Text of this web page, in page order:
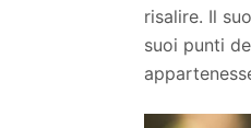
risalire. Il
suoi punti